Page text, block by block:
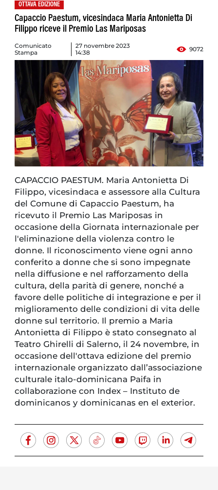
OTTAVA EDIZIONE
Capaccio Paestum, vicesindaca Maria Antonietta Di
Filippo riceve il Premio Las Mariposas
Comunicato
Stampa
27 novembre 2023
14:38
9072
CAPACCIO PAESTUM. Maria Antonietta Di
Filippo, vicesindaca e assessore alla Cultura
del Comune di Capaccio Paestum, ha
ricevuto il Premio Las Mariposas in
occasione della Giornata internazionale per
l'eliminazione della violenza contro le
donne. Il riconoscimento viene ogni anno
conferito a donne che si sono impegnate
nella diffusione e nel rafforzamento della
cultura, della parità di genere, nonché a
favore delle politiche di integrazione e per il
miglioramento delle condizioni di vita delle
donne sul territorio. Il premio a Maria
Antonietta di Filippo è stato consegnato al
Teatro Ghirelli di Salerno, il 24 novembre, in
occasione dell'ottava edizione del premio
internazionale organizzato dall’associazione
culturale italo-dominicana Paifa in
collaborazione con Index – Instituto de
dominicanos y dominicanas en el exterior.